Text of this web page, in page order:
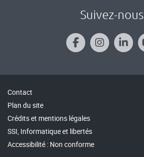
Suivez-nous
Contact
Plan du site
Crédits et mentions légales
SSI, Informatique et libertés
Accessibilité : Non conforme